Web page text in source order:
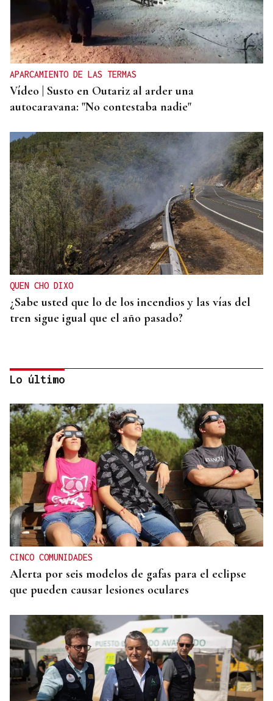
APARCAMIENTO DE LAS TERMAS
Vídeo | Susto en Outariz al arder una
autocaravana: "No contestaba nadie"
QUEN CHO DIXO
¿Sabe usted que lo de los incendios y las vías del
tren sigue igual que el año pasado?
HELICOPTERO MEDICALIZADO
Un motorista en estado grave tras una colisión en
Velle
Lo último
CINCO COMUNIDADES
Alerta por seis modelos de gafas para el eclipse
que pueden causar lesiones oculares